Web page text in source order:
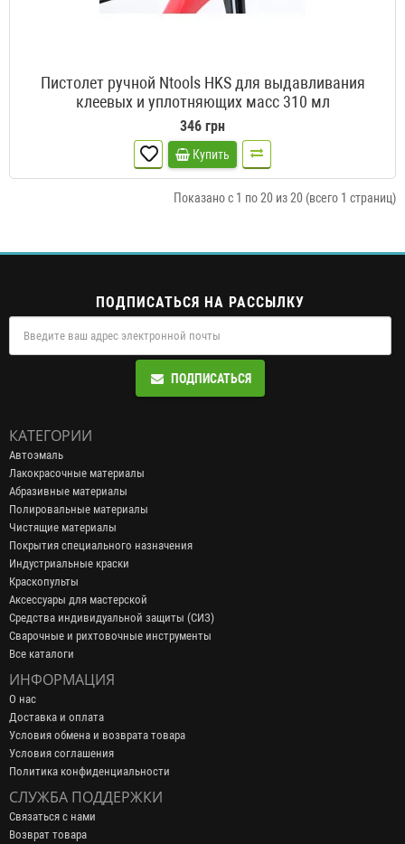
Пистолет ручной Ntools HKS для выдавливания
клеевых и уплотняющих масс 310 мл
346 грн
Купить
Показано с 1 по 20 из 20 (всего 1 страниц)
ПОДПИСАТЬСЯ НА РАССЫЛКУ
ПОДПИСАТЬСЯ
КАТЕГОРИИ
Автоэмаль
Лакокрасочные материалы
Абразивные материалы
Полировальные материалы
Чистящие материалы
Покрытия специального назначения
Индустриальные краски
Краскопульты
Аксессуары для мастерской
Средства индивидуальной защиты (СИЗ)
Сварочные и рихтовочные инструменты
Все каталоги
ИНФОРМАЦИЯ
О нас
Доставка и оплата
Условия обмена и возврата товара
Условия соглашения
Политика конфиденциальности
СЛУЖБА ПОДДЕРЖКИ
Связаться с нами
Возврат товара